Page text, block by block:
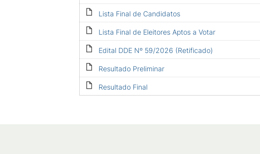
Lista Final de Candidatos
Lista Final de Eleitores Aptos a Votar
Edital DDE Nº 59/2026 (Retificado)
Resultado Preliminar
Resultado Final